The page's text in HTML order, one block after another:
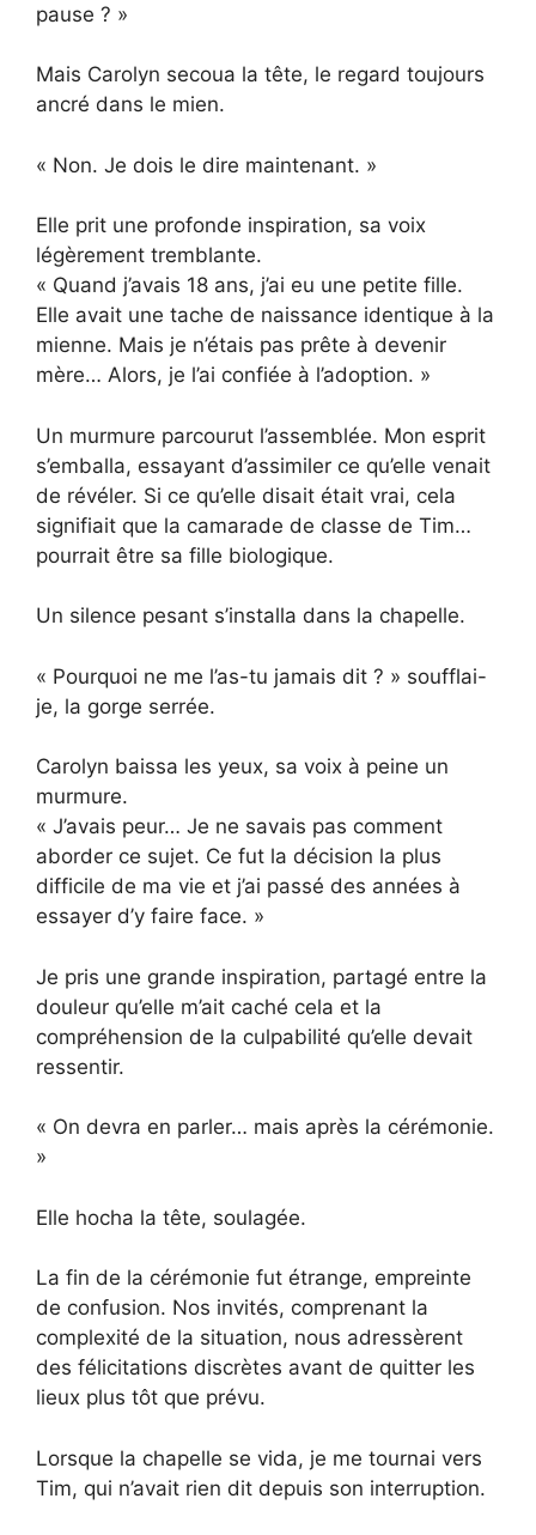
pause ? »
Mais Carolyn secoua la tête, le regard toujours
ancré dans le mien.
« Non. Je dois le dire maintenant. »
Elle prit une profonde inspiration, sa voix
légèrement tremblante.
« Quand j’avais 18 ans, j’ai eu une petite fille.
Elle avait une tache de naissance identique à la
mienne. Mais je n’étais pas prête à devenir
mère… Alors, je l’ai confiée à l’adoption. »
Un murmure parcourut l’assemblée. Mon esprit
s’emballa, essayant d’assimiler ce qu’elle venait
de révéler. Si ce qu’elle disait était vrai, cela
signifiait que la camarade de classe de Tim…
pourrait être sa fille biologique.
Un silence pesant s’installa dans la chapelle.
« Pourquoi ne me l’as-tu jamais dit ? » soufflai-
je, la gorge serrée.
Carolyn baissa les yeux, sa voix à peine un
murmure.
« J’avais peur… Je ne savais pas comment
aborder ce sujet. Ce fut la décision la plus
difficile de ma vie et j’ai passé des années à
essayer d’y faire face. »
Je pris une grande inspiration, partagé entre la
douleur qu’elle m’ait caché cela et la
compréhension de la culpabilité qu’elle devait
ressentir.
« On devra en parler… mais après la cérémonie.
»
Elle hocha la tête, soulagée.
La fin de la cérémonie fut étrange, empreinte
de confusion. Nos invités, comprenant la
complexité de la situation, nous adressèrent
des félicitations discrètes avant de quitter les
lieux plus tôt que prévu.
Lorsque la chapelle se vida, je me tournai vers
Tim, qui n’avait rien dit depuis son interruption.